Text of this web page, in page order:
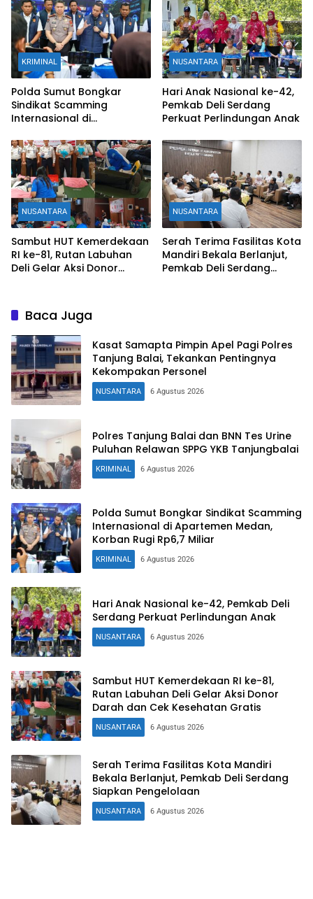
KRIMINAL
Polda Sumut Bongkar
Sindikat Scamming
Internasional di
Rugi Rp6,7 Miliar
NUSANTARA
Hari Anak Nasional ke-42,
Pemkab Deli Serdang
Perkuat Perlindungan Anak
NUSANTARA
Sambut HUT Kemerdekaan
RI ke-81, Rutan Labuhan
Deli Gelar Aksi Donor
NUSANTARA
Serah Terima Fasilitas Kota
Mandiri Bekala Berlanjut,
Pemkab Deli Serdang
Baca Juga
Kasat Samapta Pimpin Apel Pagi Polres
Tanjung Balai, Tekankan Pentingnya
Kekompakan Personel
NUSANTARA 6 Agustus 2026
Polres Tanjung Balai dan BNN Tes Urine
Puluhan Relawan SPPG YKB Tanjungbalai
KRIMINAL 6 Agustus 2026
Polda Sumut Bongkar Sindikat Scamming
Internasional di Apartemen Medan,
Korban Rugi Rp6,7 Miliar
KRIMINAL 6 Agustus 2026
Hari Anak Nasional ke-42, Pemkab Deli
Serdang Perkuat Perlindungan Anak
NUSANTARA 6 Agustus 2026
Sambut HUT Kemerdekaan RI ke-81,
Rutan Labuhan Deli Gelar Aksi Donor
Darah dan Cek Kesehatan Gratis
NUSANTARA 6 Agustus 2026
Serah Terima Fasilitas Kota Mandiri
Bekala Berlanjut, Pemkab Deli Serdang
Siapkan Pengelolaan
NUSANTARA 6 Agustus 2026